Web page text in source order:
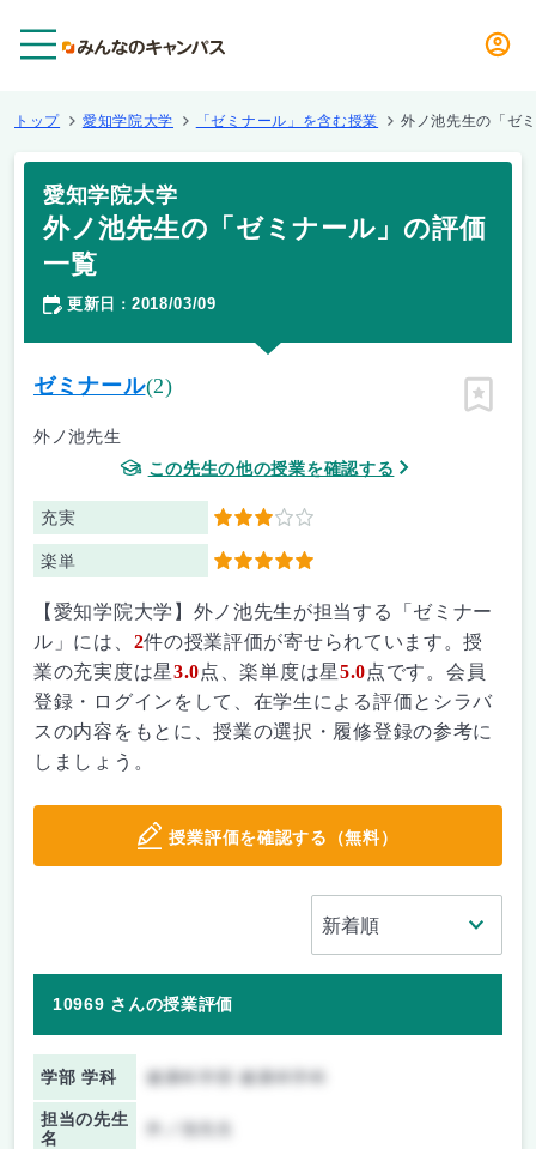
トップ 愛知学院大学 「ゼミナール」を含む授業 外ノ池先生の「ゼ
愛知学院大学
外ノ池先生の「ゼミナール」の評価
一覧
更新日 ： 2018/03/09
ゼミナール(2)
外ノ池先生
この先生の他の授業を確認する
充実 3
楽単 5
ピン留
【愛知学院大学】外ノ池先生が担当する「ゼミナー
ル」には、 2件の授業評価が寄せられています。授
業の充実度は星3.0点、楽単度は星5.0点です。会員
登録・ログインをして、在学生による評価とシラバ
スの内容をもとに、授業の選択・履修登録の参考に
しましょう。
授業評価を確認する（無料）
10969 さんの授業評価
学部 学科 健康科学部 健康科学科
担当の先生
名